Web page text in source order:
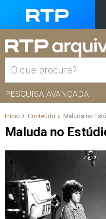
PESQUISA AVANÇADA
Início Conteúdo Maluda no
Maluda no